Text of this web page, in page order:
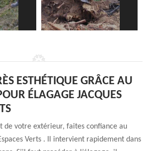
ESTHÉTIQUE GRÂCE AU
ÉLAGAGE JACQUES
de votre extérieur, faites confiance au
Verts . Il intervient rapidement dans